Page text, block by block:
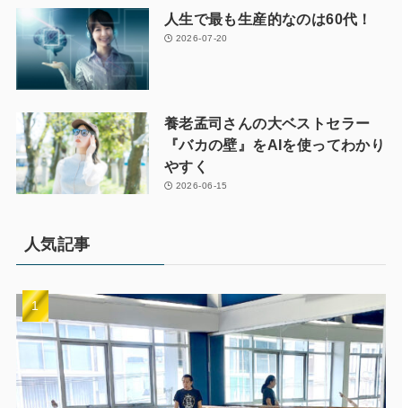
人生で最も生産的なのは60代！
2026-07-20
養老孟司さんの大ベストセラー
『バカの壁』をAIを使ってわかり
やすく
2026-06-15
人気記事